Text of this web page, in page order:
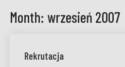
Month: wrzesień 2007
Rekrutacja